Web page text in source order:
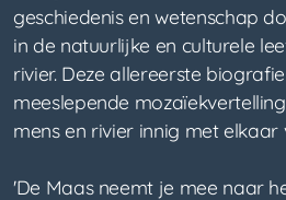
geschiedenis en wetenschap
in de natuurlijke en culturele
rivier. Deze allereerste
meeslepende
mens en rivier innig met elkaar
'De Maas neemt je mee naar